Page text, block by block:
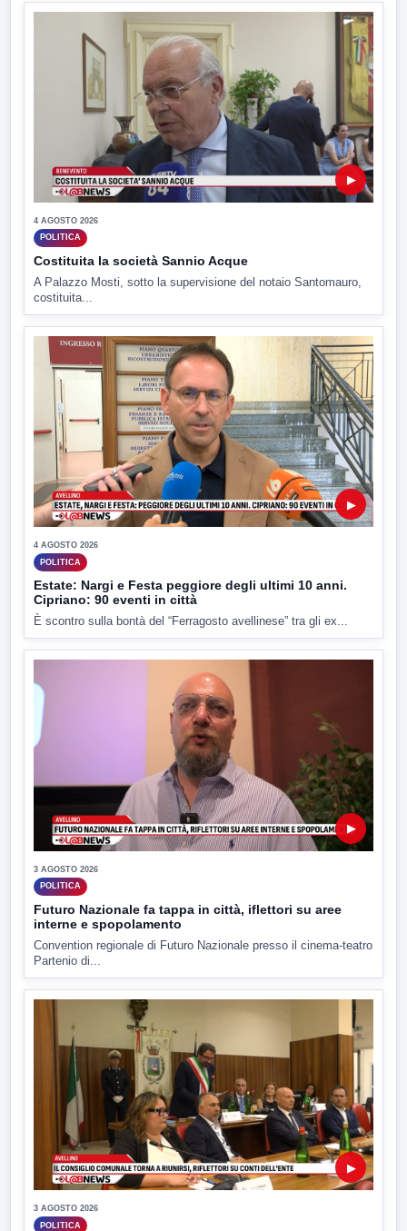
▶
4 AGOSTO 2026
POLITICA
Costituita la società Sannio Acque
A Palazzo Mosti, sotto la supervisione del notaio Santomauro,
costituita...
▶
4 AGOSTO 2026
POLITICA
Estate: Nargi e Festa peggiore degli ultimi 10 anni.
Cipriano: 90 eventi in città
È scontro sulla bontà del “Ferragosto avellinese” tra gli ex...
▶
3 AGOSTO 2026
POLITICA
Futuro Nazionale fa tappa in città, iflettori su aree
interne e spopolamento
Convention regionale di Futuro Nazionale presso il cinema-teatro
Partenio di...
▶
3 AGOSTO 2026
POLITICA